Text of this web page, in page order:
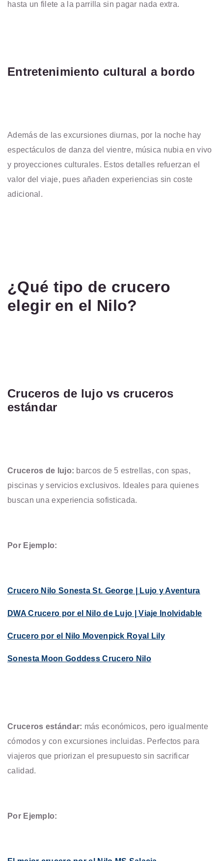
hasta un filete a la parrilla sin pagar nada extra.
Entretenimiento cultural a bordo
Además de las excursiones diurnas, por la noche hay
espectáculos de danza del vientre, música nubia en vivo
y proyecciones culturales. Estos detalles refuerzan el
valor del viaje, pues añaden experiencias sin coste
adicional.
¿Qué tipo de crucero
elegir en el Nilo?
Cruceros de lujo vs cruceros
estándar
Cruceros de lujo: barcos de 5 estrellas, con spas,
piscinas y servicios exclusivos. Ideales para quienes
buscan una experiencia sofisticada.
Por Ejemplo:
Crucero Nilo Sonesta St. George | Lujo y Aventura
DWA Crucero por el Nilo de Lujo | Viaje Inolvidable
Crucero por el Nilo Movenpick Royal Lily
Sonesta Moon Goddess Crucero Nilo
Cruceros estándar: más económicos, pero igualmente
cómodos y con excursiones incluidas. Perfectos para
viajeros que priorizan el presupuesto sin sacrificar
calidad.
Por Ejemplo: